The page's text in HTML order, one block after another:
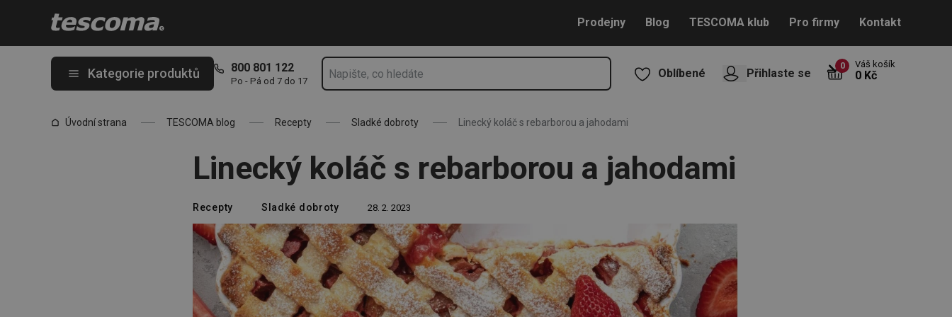
Prodejny Blog TESCOMA klub Pro firmy Kontakt
Kategorie produktů 800 801 122
Po - Pá od 7 do 17
Oblíbené Přihlaste se
0 Váš košík
0 Kč
Úvodní strana TESCOMA blog Recepty Sladké dobroty Linecký koláč s rebarborou a jahodami
Linecký koláč s rebarborou a jahodami
Recepty Sladké dobroty 28. 2. 2023